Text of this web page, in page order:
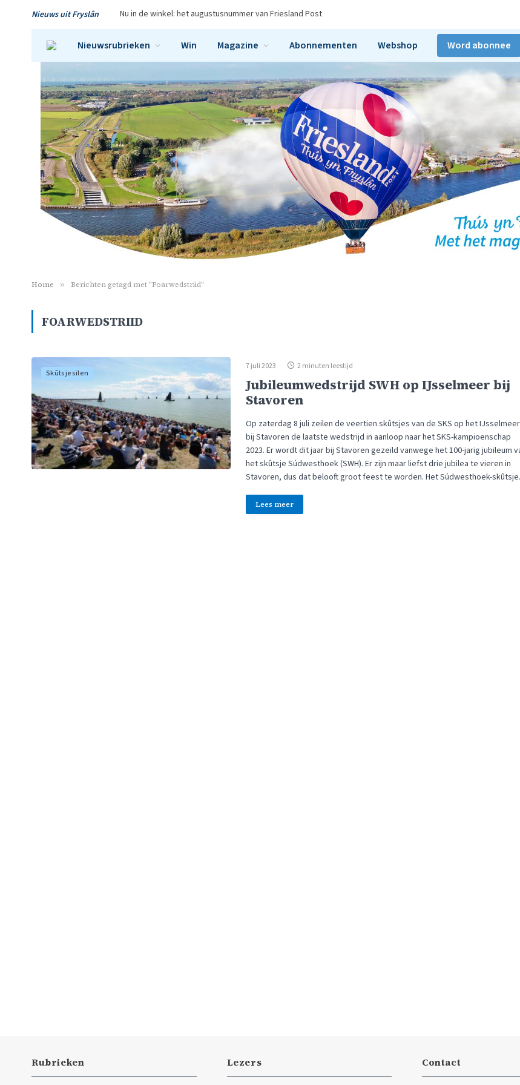
Nieuws uit Fryslân Nu in de winkel: het augustusnummer van Friesland Post
Nieuwsrubrieken Win Magazine Abonnementen Webshop Word abonnee
Home » Berichten getagd met "Foarwedstriid"
FOARWEDSTRIID
Skûtsjesilen
7 juli 2023 2 minuten leestijd
Jubileumwedstrijd SWH op IJsselmeer bij
Stavoren
Op zaterdag 8 juli zeilen de veertien skûtsjes van de SKS op het IJsselmeer
bij Stavoren de laatste wedstrijd in aanloop naar het SKS-kampioenschap
2023. Er wordt dit jaar bij Stavoren gezeild vanwege het 100-jarig jubileum
het skûtsje Súdwesthoek (SWH). Er zijn maar liefst drie jubilea te vieren in
Stavoren, dus dat belooft groot feest te worden. Het Súdwesthoek-
Lees meer
Rubrieken Lezers Contact